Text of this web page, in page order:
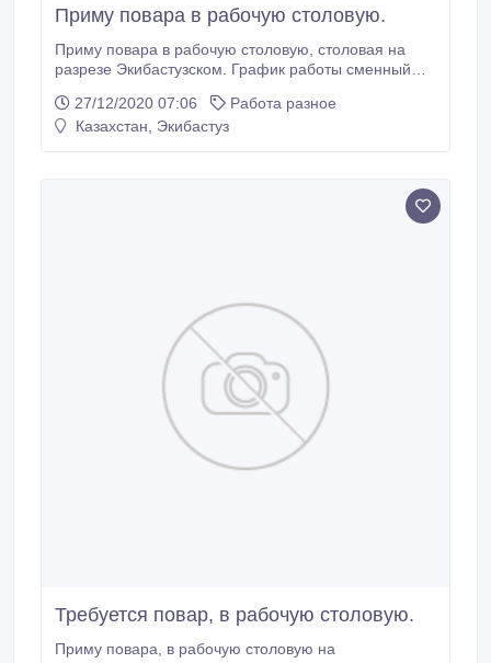
Приму повара в рабочую столовую.
Приму повара в рабочую столовую, столовая на
разрезе Экибастузском. График работы сменный
27/12/2020 07:06
Работа разное
Казахстан, Экибастуз
Требуется повар, в рабочую столовую.
Приму повара, в рабочую столовую на